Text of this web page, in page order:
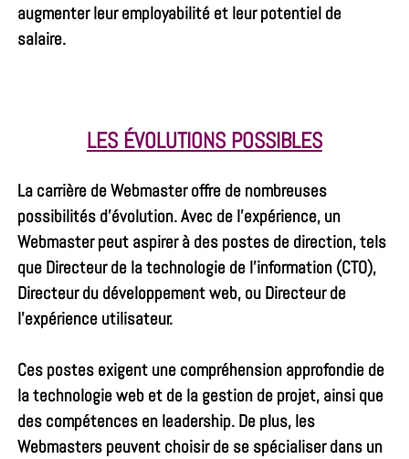
augmenter leur employabilité et leur potentiel de
salaire.
LES ÉVOLUTIONS POSSIBLES
La carrière de Webmaster offre de nombreuses
possibilités d’évolution. Avec de l’expérience, un
Webmaster peut aspirer à des postes de direction, tels
que Directeur de la technologie de l’information (CTO),
Directeur du développement web, ou Directeur de
l’expérience utilisateur.
Ces postes exigent une compréhension approfondie de
la technologie web et de la gestion de projet, ainsi que
des compétences en leadership. De plus, les
Webmasters peuvent choisir de se spécialiser dans un